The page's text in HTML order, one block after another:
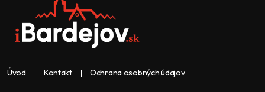
Úvod Kontakt Ochrana osobných údajov